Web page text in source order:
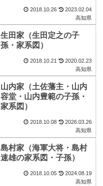
2018.10.26
2023.02.04
高知県
生田家（生田定之の子
孫・家系図）
2018.10.21
2020.02.23
高知県
山内家（土佐藩主・山内
容堂・山内豊範の子孫・
家系図）
2018.10.08
2026.03.26
高知県
島村家（海軍大将・島村
速雄の家系図・子孫）
2018.10.05
2024.08.19
高知県